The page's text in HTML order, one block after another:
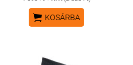
 KOSÁRBA